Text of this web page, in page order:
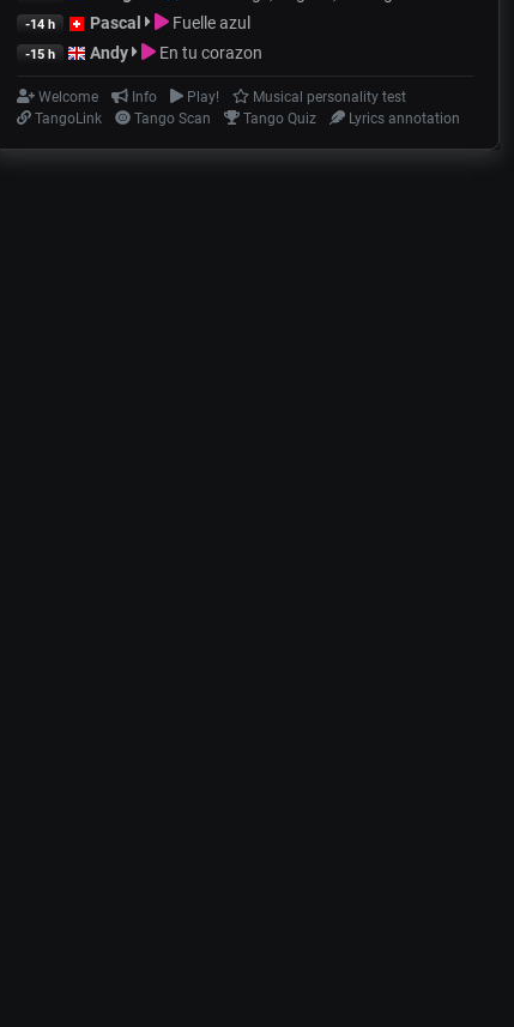
-14 h Pascal Fuelle azul
-15 h Andy En tu corazon
Welcome Info Play!
Musical personality test
TangoLink
Tango Scan Tango Quiz Lyrics annotation